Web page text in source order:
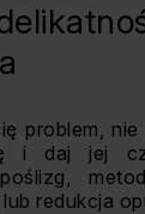
problem, nie
i daj jej
redukcja